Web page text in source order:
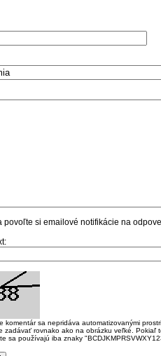
povoľte si emailové notifikácie na
komentár sa nepridáva automatizovanými
zadávať rovnako ako na obrázku veľké.
sa používajú iba znaky